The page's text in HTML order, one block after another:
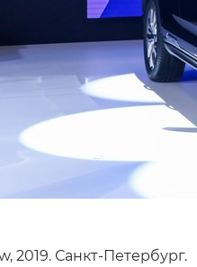
2019. Санкт-Петербург.